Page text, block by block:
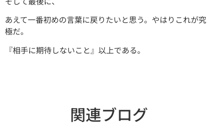
あえて一番初めの言葉に戻りたいと思う。やはりこれが究
極だ。
『相手に期待しないこと』以上である。
関連ブログ